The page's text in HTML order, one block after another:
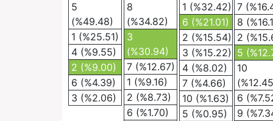
5
(%49.48)
1 (%25.51)
4 (%9.55)
2 (%9.00)
6 (%4.39)
3 (%2.06)
8
(%34.82)
3
(%30.94)
7 (%12.67)
1 (%9.16)
2 (%8.73)
6 (%1.70)
1 (%32.42)
6 (%21.01)
2 (%15.54)
3 (%15.22)
4 (%8.02)
7 (%4.66)
10 (%1.63)
5 (%0.95)
7
8
2
5
10
6
9